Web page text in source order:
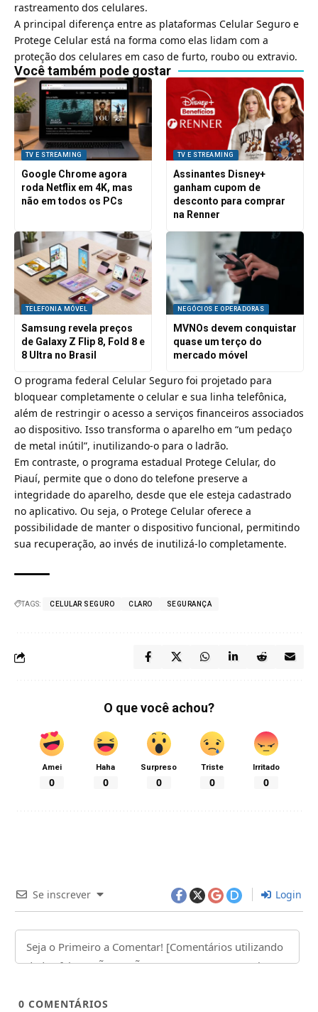
rastreamento dos celulares.
A principal diferença entre as plataformas Celular Seguro e
Protege Celular está na forma como elas lidam com a
proteção dos celulares em caso de furto, roubo ou extravio.
Você também pode gostar
TV E STREAMING
Google Chrome agora
roda Netflix em 4K, mas
não em todos os PCs
TV E STREAMING
Assinantes Disney+
ganham cupom de
desconto para comprar
na Renner
TELEFONIA MÓVEL
Samsung revela preços
de Galaxy Z Flip 8, Fold 8 e
8 Ultra no Brasil
NEGÓCIOS E OPERADORAS
MVNOs devem conquistar
quase um terço do
mercado móvel
O programa federal Celular Seguro foi projetado para
bloquear completamente o celular e sua linha telefônica,
além de restringir o acesso a serviços financeiros associados
ao dispositivo. Isso transforma o aparelho em “um pedaço
de metal inútil”, inutilizando-o para o ladrão.
Em contraste, o programa estadual Protege Celular, do
Piauí, permite que o dono do telefone preserve a
integridade do aparelho, desde que ele esteja cadastrado
no aplicativo. Ou seja, o Protege Celular oferece a
possibilidade de manter o dispositivo funcional, permitindo
sua recuperação, ao invés de inutilizá-lo completamente.
TAGS: CELULAR SEGURO CLARO SEGURANÇA
O que você achou?
Amei
0
Haha
0
Surpreso
0
Triste
0
Irritado
0
Se inscrever Login
0 COMENTÁRIOS